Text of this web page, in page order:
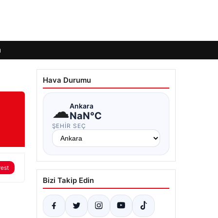
Hava Durumu
☁Ankara
NaN°C
ŞEHIR SEÇ
Bizi Takip Edin